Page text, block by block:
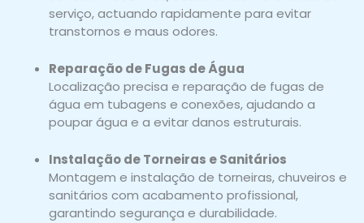
serviço, actuando rapidamente para evitar
transtornos e maus odores.
Reparação de Fugas de Água
Localização precisa e reparação de fugas de
água em tubagens e conexões, ajudando a
poupar água e a evitar danos estruturais.
Instalação de Torneiras e Sanitários
Montagem e instalação de torneiras, chuveiros e
sanitários com acabamento profissional,
garantindo segurança e durabilidade.